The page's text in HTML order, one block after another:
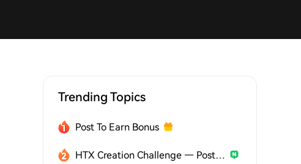
Trending Topics
Post To Earn Bonus
HTX Creation Challenge — Post and Win 1,500U